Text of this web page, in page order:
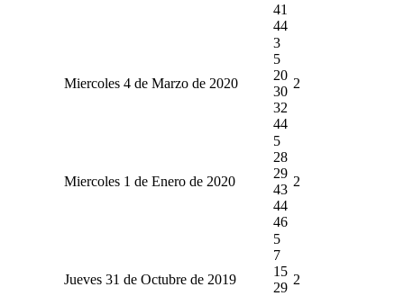
41
44
Miercoles 4 de Marzo de 2020
3
5
20
30
32
44
2
Miercoles 1 de Enero de 2020
5
28
29
43
44
46
2
Jueves 31 de Octubre de 2019
5
7
15
29
2